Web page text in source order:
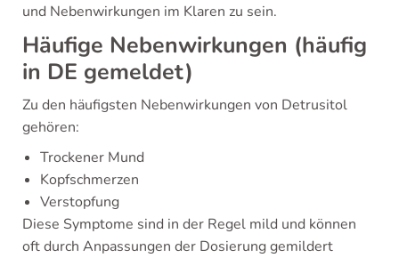
und Nebenwirkungen im Klaren zu sein.
Häufige Nebenwirkungen (häufig
in DE gemeldet)
Zu den häufigsten Nebenwirkungen von Detrusitol
gehören:
Trockener Mund
Kopfschmerzen
Verstopfung
Diese Symptome sind in der Regel mild und können
oft durch Anpassungen der Dosierung gemildert